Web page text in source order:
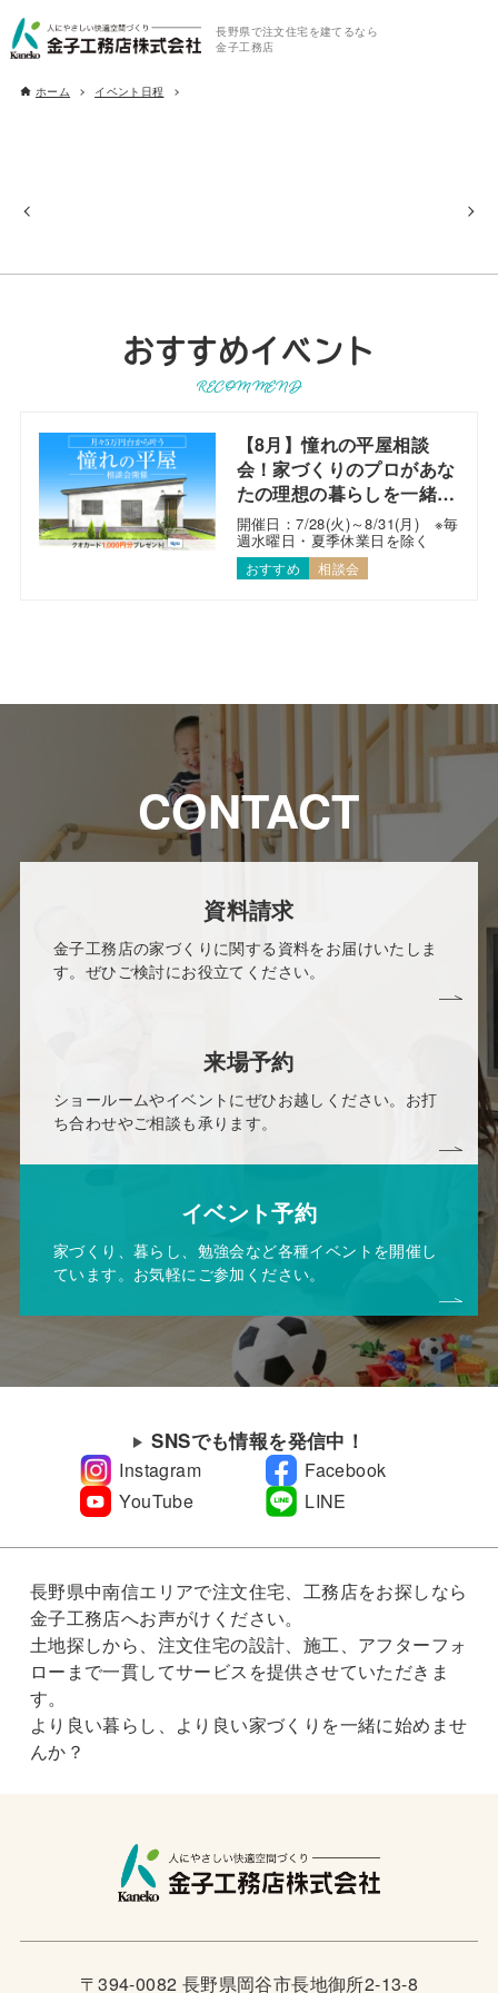
長野県で注文住宅を建てるなら
金子工務店
ホーム イベント日程
おすすめイベント
RECOMMEND
【8月】憧れの平屋相談
会！家づくりのプロがあな
たの理想の暮らしを一緒に
考えます！
開催日：7/28(火)～8/31(月) ※毎
週水曜日・夏季休業日を除く
おすすめ 相談会
CONTACT
資料請求
金子工務店の家づくりに関する資料をお届けいたしま
す。ぜひご検討にお役立てください。
来場予約
ショールームやイベントにぜひお越しください。お打
ち合わせやご相談も承ります。
イベント予約
家づくり、暮らし、勉強会など各種イベントを開催し
ています。お気軽にご参加ください。
SNSでも情報を発信中！
Instagram
Facebook
YouTube
LINE
長野県中南信エリアで注文住宅、工務店をお探しなら
金子工務店へお声がけください。
土地探しから、注文住宅の設計、施工、アフターフォ
ローまで一貫してサービスを提供させていただきま
す。
より良い暮らし、より良い家づくりを一緒に始めませ
んか？
〒394-0082 長野県岡谷市長地御所2-13-8